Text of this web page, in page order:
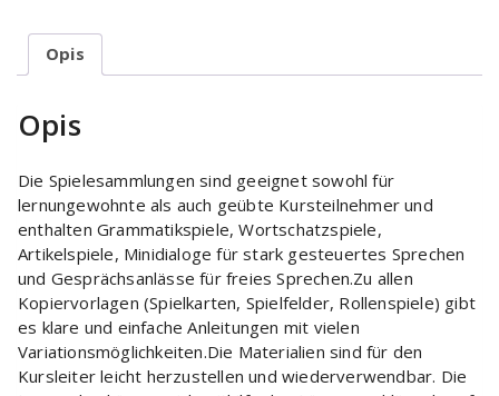
Opis
Opis
Die Spielesammlungen sind geeignet sowohl für
lernungewohnte als auch geübte Kursteilnehmer und
enthalten Grammatikspiele, Wortschatzspiele,
Artikelspiele, Minidialoge für stark gesteuertes Sprechen
und Gesprächsanlässe für freies Sprechen.Zu allen
Kopiervorlagen (Spielkarten, Spielfelder, Rollenspiele) gibt
es klare und einfache Anleitungen mit vielen
Variationsmöglichkeiten.Die Materialien sind für den
Kursleiter leicht herzustellen und wiederverwendbar. Die